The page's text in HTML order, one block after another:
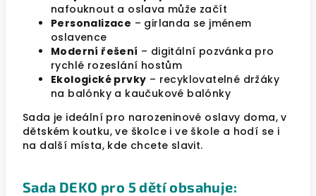
nafouknout a oslava může začít
Personalizace – girlanda se jménem
oslavence
Moderní řešení – digitální pozvánka pro
rychlé rozeslání hostům
Ekologické prvky – recyklovatelné držáky
na balónky a kaučukové balónky
Sada je ideální pro narozeninové oslavy doma, v
dětském koutku, ve školce i ve škole a hodí se i
na další místa, kde chcete slavit.
Sada DEKO pro 5 dětí obsahuje: